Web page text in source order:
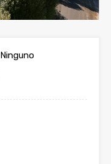
Ninguno